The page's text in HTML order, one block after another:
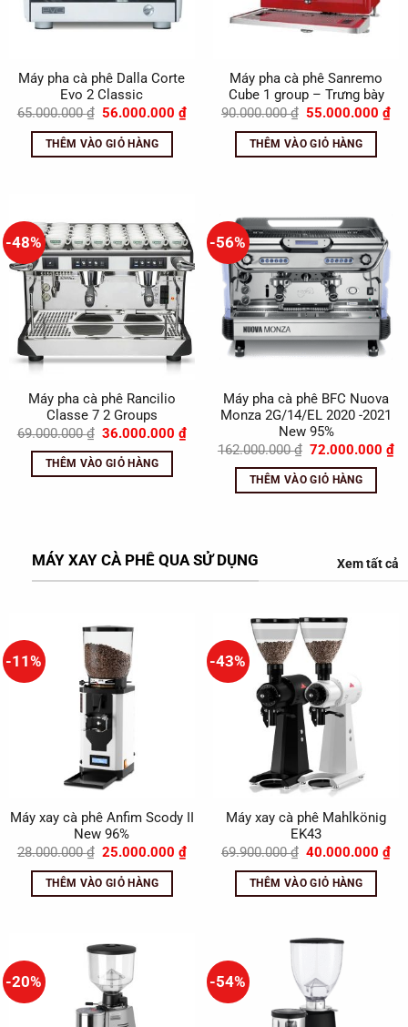
Máy pha cà phê Dalla Corte
Evo 2 Classic
65.000.000₫ Giá
là:
65.000.000 ₫.
56.000.000₫Giá
THÊM VÀO GIỎ HÀNG
Máy pha cà phê Sanremo
Cube 1 group – Trưng bày
90.000.000₫ Giá
là:
90.000.000 ₫.
55.000.000₫
THÊM VÀO GIỎ HÀNG
-48%
Máy pha cà phê Rancilio
Classe 7 2 Groups
69.000.000₫ Giá
là:
69.000.000 ₫.
36.000.000₫Giá
36.000.000 ₫.
THÊM VÀO GIỎ HÀNG
-56%
Máy pha cà phê BFC Nuova
Monza 2G/14/EL 2020 -2021
New 95%
162.000.000₫ Giá
là:
162.000.000 ₫.
72.000.000₫
THÊM VÀO GIỎ HÀNG
MÁY XAY CÀ PHÊ QUA SỬ DỤNG Xem tất cả
-11%
Máy xay cà phê Anfim Scody II
New 96%
28.000.000₫ Giá
là:
28.000.000 ₫.
25.000.000₫Giá
THÊM VÀO GIỎ HÀNG
-43%
Máy xay cà phê Mahlkönig
EK43
69.900.000₫ Giá
là:
69.900.000 ₫.
40.000.000₫
THÊM VÀO GIỎ HÀNG
-20% -54%